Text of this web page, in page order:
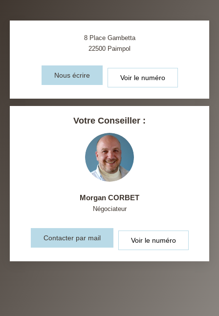
8 Place Gambetta
22500 Paimpol
Nous écrire Voir le numéro
Votre Conseiller :
Morgan CORBET
Négociateur
Contacter par mail Voir le numéro